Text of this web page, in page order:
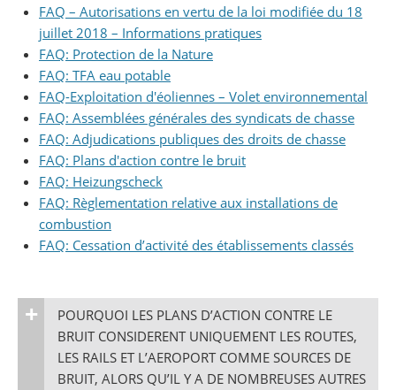
FAQ – Autorisations en vertu de la loi modifiée du 18
juillet 2018 – Informations pratiques
FAQ: Protection de la Nature
FAQ: TFA eau potable
FAQ-Exploitation d'éoliennes – Volet environnemental
FAQ: Assemblées générales des syndicats de chasse
FAQ: Adjudications publiques des droits de chasse
FAQ: Plans d'action contre le bruit
FAQ: Heizungscheck
FAQ: Règlementation relative aux installations de
combustion
FAQ: Cessation d’activité des établissements classés
POURQUOI LES PLANS D’ACTION CONTRE LE
BRUIT CONSIDERENT UNIQUEMENT LES ROUTES,
LES RAILS ET L’AEROPORT COMME SOURCES DE
BRUIT, ALORS QU’IL Y A DE NOMBREUSES AUTRES